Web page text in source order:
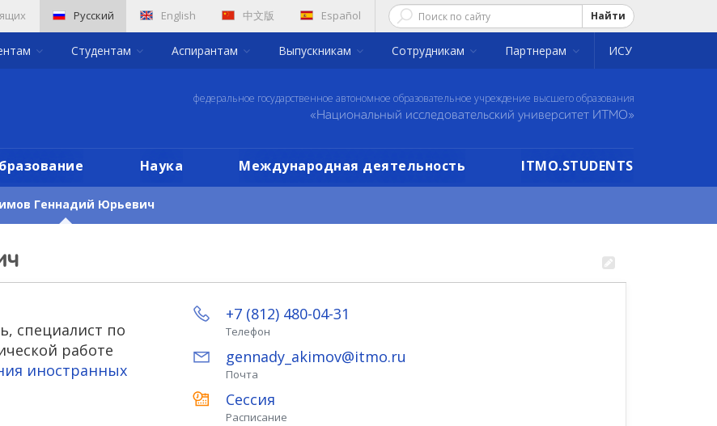
Русский English 中文版 Español Найти
Студентам Аспирантам Выпускникам Сотрудникам Партнерам ИСУ
федеральное государственное автономное образовательное учреждение высшего образования
«Национальный исследовательский университет ИТМО»
Наука Международная деятельность ITMO.STUDENTS
Геннадий Юрьевич
специалист по
работе
иностранных
+7 (812) 480-04-31
Телефон
gennady_akimov@itmo.ru
Почта
Сессия
Расписание